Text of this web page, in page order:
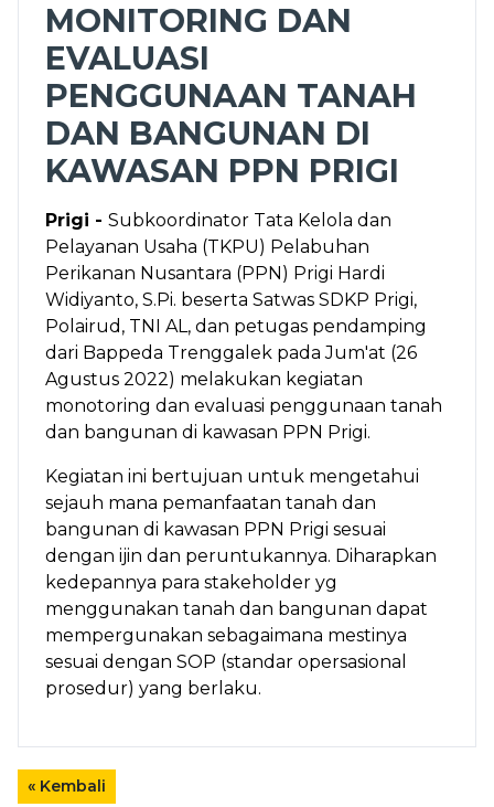
MONITORING DAN
EVALUASI
PENGGUNAAN TANAH
DAN BANGUNAN DI
KAWASAN PPN PRIGI
Prigi - Subkoordinator Tata Kelola dan
Pelayanan Usaha (TKPU) Pelabuhan
Perikanan Nusantara (PPN) Prigi Hardi
Widiyanto, S.Pi. beserta Satwas SDKP Prigi,
Polairud, TNI AL, dan petugas pendamping
dari Bappeda Trenggalek pada Jum'at (26
Agustus 2022) melakukan kegiatan
monotoring dan evaluasi penggunaan tanah
dan bangunan di kawasan PPN Prigi.
Kegiatan ini bertujuan untuk mengetahui
sejauh mana pemanfaatan tanah dan
bangunan di kawasan PPN Prigi sesuai
dengan ijin dan peruntukannya. Diharapkan
kedepannya para stakeholder yg
menggunakan tanah dan bangunan dapat
mempergunakan sebagaimana mestinya
sesuai dengan SOP (standar opersasional
prosedur) yang berlaku.
« Kembali